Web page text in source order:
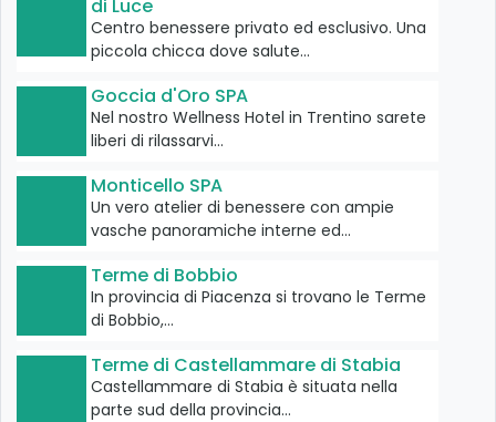
di Luce
Centro benessere privato ed esclusivo. Una
piccola chicca dove salute…
Goccia d'Oro SPA
Nel nostro Wellness Hotel in Trentino sarete
liberi di rilassarvi…
Monticello SPA
Un vero atelier di benessere con ampie
vasche panoramiche interne ed…
Terme di Bobbio
In provincia di Piacenza si trovano le Terme
di Bobbio,…
Terme di Castellammare di Stabia
Castellammare di Stabia è situata nella
parte sud della provincia…